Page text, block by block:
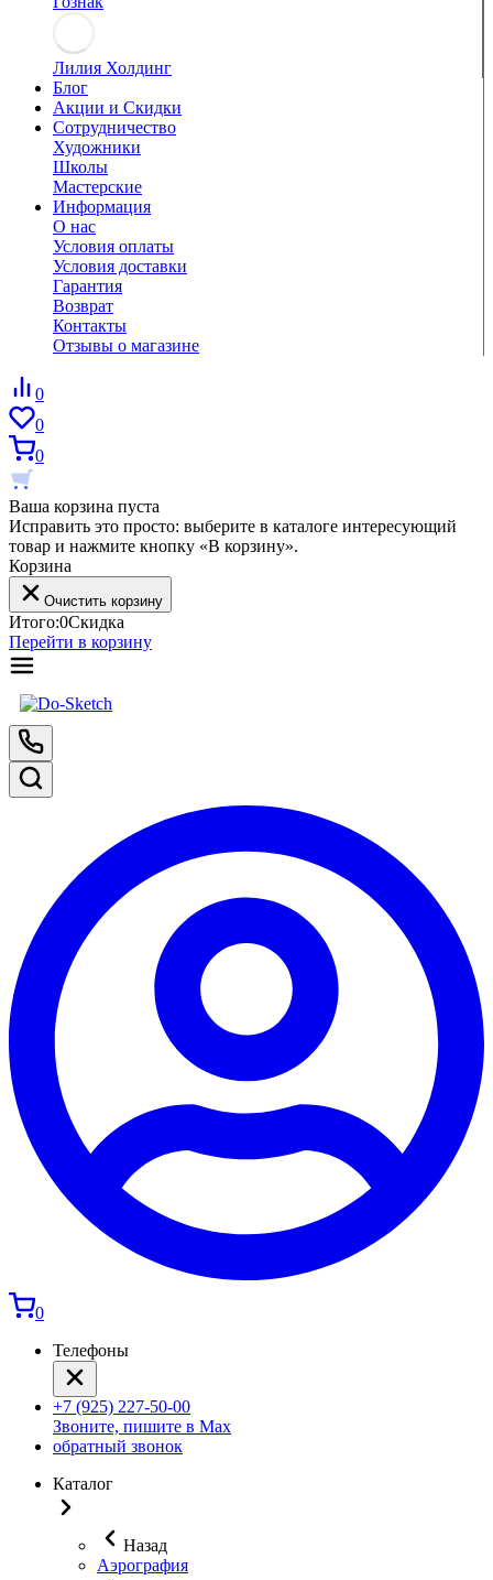
Лилия Холдинг
Блог
Акции и Скидки
Сотрудничество
Художники
Школы
Мастерские
Информация
О нас
Условия оплаты
Условия доставки
Гарантия
Возврат
Контакты
Отзывы о магазине
0
0
0
Ваша корзина пуста
Исправить это просто: выберите в каталоге интересующий
товар и нажмите кнопку «В корзину».
Корзина
Очистить корзину
Итого:0Скидка
Перейти в корзину
0
Телефоны
+7 (925) 227-50-00
Звоните, пишите в Max
обратный звонок
Каталог
Назад
Аэрография